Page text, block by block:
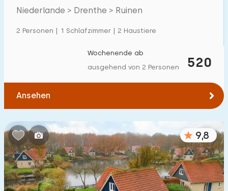
Dwingerlerveld
Niederlande > Drenthe > Ruinen
2 Personen | 1 Schlafzimmer | 2 Haustiere
520
Wochenende ab
ausgehend von 2 Personen
Ansehen
9,8